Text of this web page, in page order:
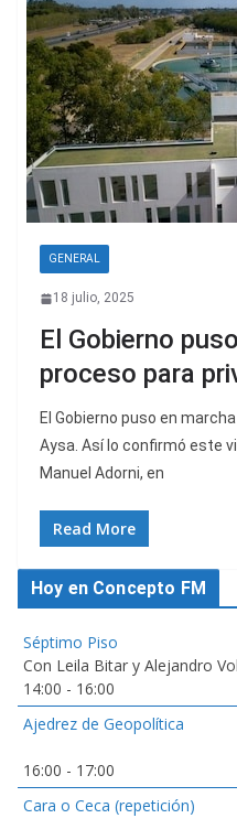
GENERAL
18 julio, 2025
El Gobierno
proceso para
El Gobierno puso en
Aysa. Así lo confirmó este
Manuel Adorni, en
Read More
Hoy en Concepto FM
Séptimo Piso
Con Leila Bitar y Alejandro
14:00 - 16:00
Ajedrez de Geopolítica
16:00 - 17:00
Cara o Ceca (repetición)